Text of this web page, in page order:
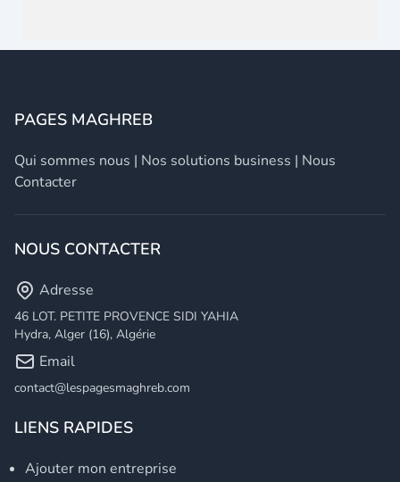
PAGES MAGHREB
Qui sommes nous | Nos solutions business | Nous
Contacter
NOUS CONTACTER
Adresse
46 LOT. PETITE PROVENCE SIDI YAHIA
Hydra, Alger (16), Algérie
Email
contact@lespagesmaghreb.com
LIENS RAPIDES
Ajouter mon entreprise